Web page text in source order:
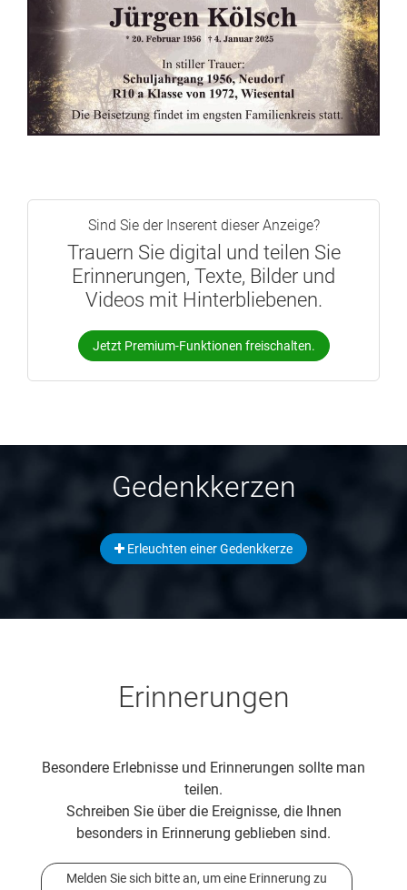
Sind Sie der Inserent dieser Anzeige?
Trauern Sie digital und teilen Sie
Erinnerungen, Texte, Bilder und
Videos mit Hinterbliebenen.
Jetzt Premium-Funktionen freischalten.
Gedenkkerzen
Erleuchten einer Gedenkkerze
Erinnerungen
Besondere Erlebnisse und Erinnerungen sollte man
teilen.
Schreiben Sie über die Ereignisse, die Ihnen
besonders in Erinnerung geblieben sind.
Melden Sie sich bitte an, um eine Erinnerung zu